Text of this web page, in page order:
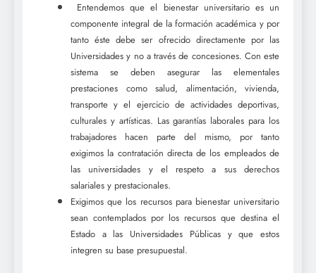
Entendemos que el bienestar universitario es un
componente integral de la formación académica y por
tanto éste debe ser ofrecido directamente por las
Universidades y no a través de concesiones. Con este
sistema se deben asegurar las elementales
prestaciones como salud, alimentación, vivienda,
transporte y el ejercicio de actividades deportivas,
culturales y artísticas. Las garantías laborales para los
trabajadores hacen parte del mismo, por tanto
exigimos la contratación directa de los empleados de
las universidades y el respeto a sus derechos
salariales y prestacionales.
Exigimos que los recursos para bienestar universitario
sean contemplados por los recursos que destina el
Estado a las Universidades Públicas y que estos
integren su base presupuestal.